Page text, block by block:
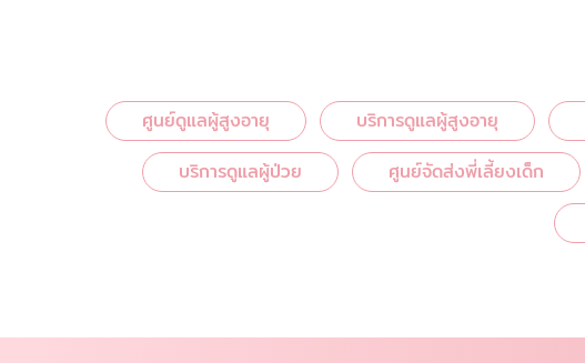
ศูนย์ดูแลผู้สูงอายุ บริการดูแลผู้สูงอายุ
บริการดูแลผู้ป่วย
ศูนย์จัดส่งพี่เลี้ยงเด็ก